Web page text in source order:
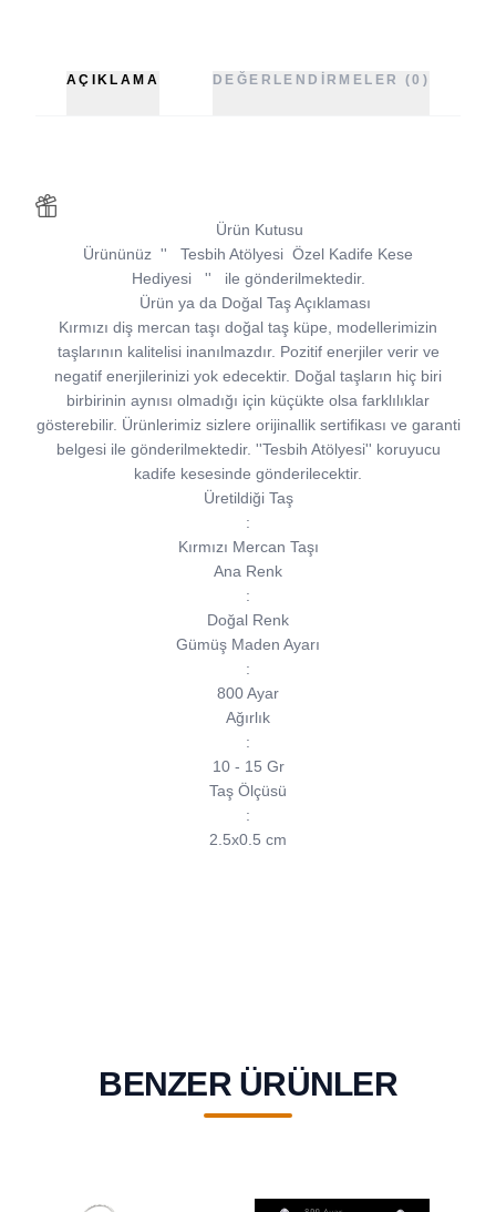
AÇIKLAMA DEĞERLENDIRMELER (0)
Ürün Kutusu
Ürününüz '' Tesbih Atölyesi Özel Kadife Kese
Hediyesi
''
ile gönderilmektedir.
Ürün ya da Doğal Taş Açıklaması
Kırmızı diş mercan taşı doğal taş küpe, modellerimizin
taşlarının kalitelisi inanılmazdır. Pozitif enerjiler verir ve
negatif enerjilerinizi yok edecektir. Doğal taşların hiç biri
birbirinin aynısı olmadığı için küçükte olsa farklılıklar
gösterebilir. Ürünlerimiz sizlere orijinallik sertifikası ve garanti
belgesi ile gönderilmektedir. ''Tesbih Atölyesi'' koruyucu
kadife kesesinde gönderilecektir.
Üretildiği Taş
:
Kırmızı Mercan Taşı
Ana Renk
:
Doğal Renk
Gümüş Maden Ayarı
:
800 Ayar
Ağırlık
:
10 - 15 Gr
Taş Ölçüsü
:
2.5x0.5 cm
BENZER ÜRÜNLER